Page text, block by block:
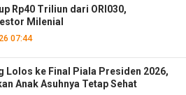
Rp40 Triliun dari ORI030,
Milenial
07:44
Lolos ke Final Piala Presiden 2026,
Anak Asuhnya Tetap Sehat